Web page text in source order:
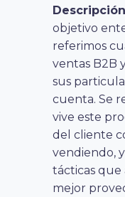
objetivo
referimos
ventas B2B
sus
cuenta. Se
vive este
del cliente
vendiendo,
tácticas que
mejor